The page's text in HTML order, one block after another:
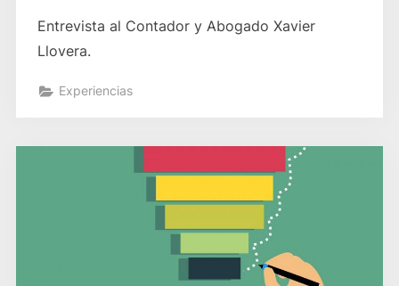
Entrevista al Contador y Abogado Xavier
Llovera.
Experiencias